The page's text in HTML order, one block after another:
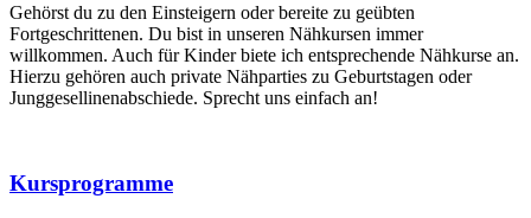
Gehörst du zu den Einsteigern oder bereite zu geübten
Fortgeschrittenen. Du bist in unseren Nähkursen immer
willkommen. Auch für Kinder biete ich entsprechende Nähkurse an.
Hierzu gehören auch private Nähparties zu Geburtstagen oder
Junggesellinenabschiede. Sprecht uns einfach an!
Kursprogramme